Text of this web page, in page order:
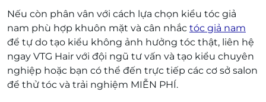
Nếu còn phân vân với cách lựa chọn kiểu tóc giả
nam phù hợp khuôn mặt và cân nhắc tóc giả nam
để tự do tạo kiểu không ảnh hưởng tóc thật, liên hệ
ngay VTG Hair với đội ngũ tư vấn và tạo kiểu chuyên
nghiệp hoặc bạn có thể đến trực tiếp các cơ sở salon
để thử tóc và trải nghiệm MIỄN PHÍ.